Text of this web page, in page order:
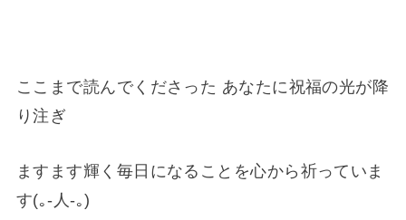
ここまで読んでくださった あなたに祝福の光が降
り注ぎ
ますます輝く毎日になることを心から祈っていま
す(｡-人-｡)